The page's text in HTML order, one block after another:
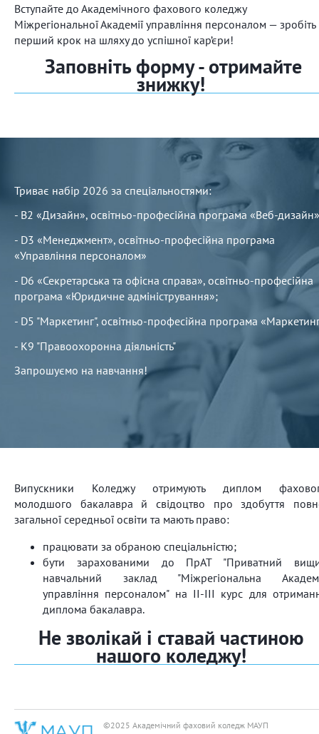
Вступайте до Академічного фахового коледжу
Міжрегіональної Академії управління персоналом — зробіть
перший крок на шляху до успішної кар’єри!
Заповніть форму - отримайте
знижку!
Триває набір 2026 за спеціальностями:
- В2 «Дизайн», освітньо-професійна програма «Веб-
- D3 «Менеджмент», освітньо-професійна програма
«Управління персоналом»
- D6 «Секретарська та офісна справа», освітньо-професійна
програма «Юридичне адміністрування»;
- D5 "Маркетинг", освітньо-професійна програма
- К9 "Правоохоронна діяльність"
Запрошуємо на навчання!
Випускники Коледжу отримують диплом
молодшого бакалавра й свідоцтво про здобуття
загальної середньої освіти та мають право:
працювати за обраною спеціальністю;
бути зарахованими до ПрАТ "Приватний
навчальний заклад "Міжрегіональна
управління персоналом" на ІІ-ІІІ курс для
диплома бакалавра.
Не зволікай і ставай частиною
нашого коледжу!
©2025 Академічний фаховий коледж МАУП